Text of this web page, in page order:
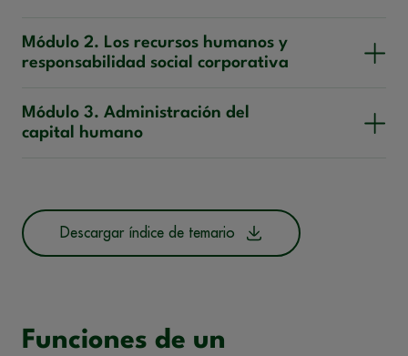
Módulo 2. Los recursos humanos y
responsabilidad social corporativa
Módulo 3. Administración del
capital humano
Descargar índice de temario
Funciones de un